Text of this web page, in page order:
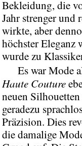
Bekleidung, die
Jahr strenger und
wirkte, aber
höchster Eleganz
wurde zu
Es war Mode
Haute Couture
neuen
geradezu
Präzision. Dies
die damalige